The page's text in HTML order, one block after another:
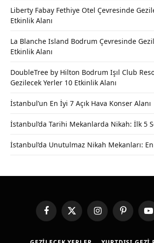
Liberty Fabay Fethiye Otel Çevresinde
Etkinlik Alanı
La Blanche Island Bodrum Çevresinde
Etkinlik Alanı
DoubleTree by Hilton Bodrum Işıl Club
Gezilecek Yerler 10 Etkinlik Alanı
İstanbul’un En İyi 7 Açık Hava Konser Alanı
İstanbul’da Tarihi Mekanlarda Nikah: İlk 5
İstanbul’da Unutulmaz Nikah Mekanları:
FacebookX
(Twitter)
InstagramPinterest